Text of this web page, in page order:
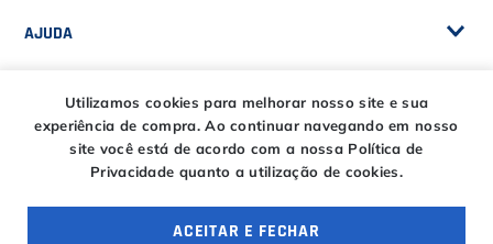
Utilizamos cookies para melhorar nosso site e sua
experiência de compra.Ao continuar navegando em nosso
site você está de acordo com a nossa Política de
Privacidade quanto a utilização de cookies.
ACEITAR E FECHAR
Cashback
CT DAY
AJUDA
Troca Fácil CT
CENTRAL DE RELACIONAMENTO
Tire suas dúvidas
Horário de atendimento